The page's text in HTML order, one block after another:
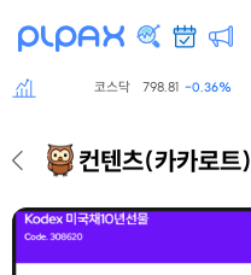
코스닥 798.81 -0.36%
컨텐츠(카카로트)